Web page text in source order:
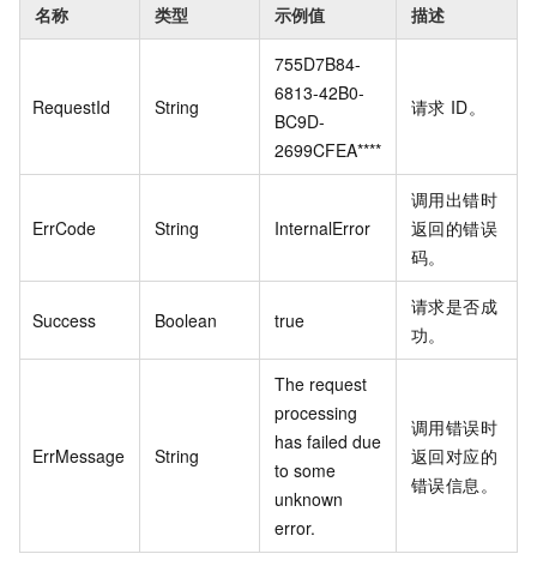
名称 类型 示例值 描述
RequestId String
755D7B84-
6813-42B0-
BC9D-
2699CFEA****
请求 ID。
ErrCode String InternalError
调用出错时
返回的错误
码。
Success Boolean true
请求是否成
功。
ErrMessage String
The request
processing
has failed due
to some
unknown
error.
调用错误时
返回对应的
错误信息。